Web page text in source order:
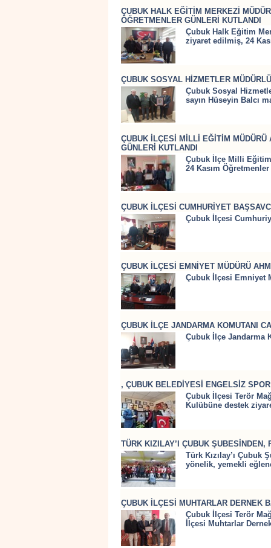
ÇUBUK HALK EĞİTİM MERKEZİ
ÖĞRETMENLER GÜNLERİ KUTLANDI
Çubuk Halk Eğitim
ziyaret edilmiş, 24
ÇUBUK SOSYAL HİZMETLER
Çubuk Sosyal
sayın Hüseyin Balcı
ÇUBUK İLÇESİ MİLLİ EĞİTİM
GÜNLERİ KUTLANDI
Çubuk İlçe Milli Eğitim
24 Kasım
ÇUBUK İLÇESİ CUMHURİYET
Çubuk İlçesi
ÇUBUK İLÇESİ EMNİYET MÜDÜRÜ
Çubuk İlçesi Emniyet
ÇUBUK İLÇE JANDARMA KOMUTANI
Çubuk İlçe Jandarma
, ÇUBUK BELEDİYESİ ENGELSİZ
Çubuk İlçesi Terör
Kulübüne destek
TÜRK KIZILAY’I ÇUBUK
Türk Kızılay’ı
yönelik, yemekli
ÇUBUK İLÇESİ MUHTARLAR DERNEK
Çubuk İlçesi Terör
İlçesi Muhtarlar